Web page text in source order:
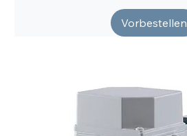
Vorbestellen